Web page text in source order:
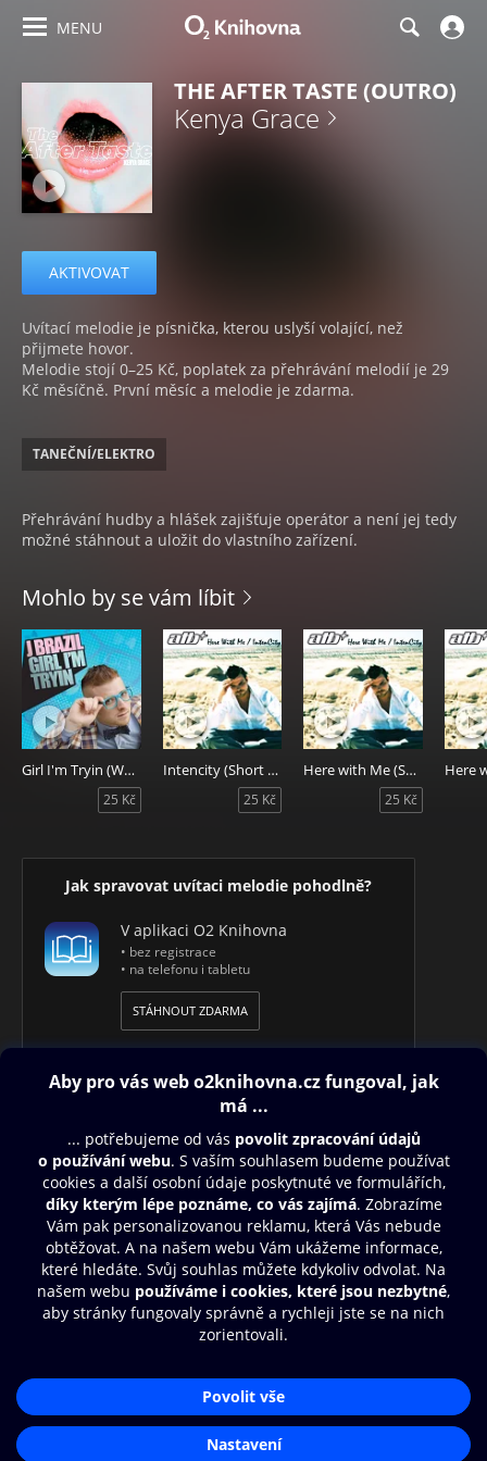
MENU
THE AFTER TASTE (OUTRO)
Kenya Grace
AKTIVOVAT
Uvítací melodie je písnička, kterou uslyší volající, než
přijmete hovor.
Melodie stojí 0–25 Kč, poplatek za přehrávání melodií je 29
Kč měsíčně. První měsíc a melodie je zdarma.
TANEČNÍ/ELEKTRO
Přehrávání hudby a hlášek zajišťuje operátor a není jej tedy
možné stáhnout a uložit do vlastního zařízení.
Mohlo by se vám líbit
Girl I'm Tryin (Weekend Radio Edit)
25 Kč
Intencity (Short Edit)
25 Kč
Here with Me (Short Edit)
25 Kč
Jak spravovat uvítaci melodie pohodlně?
V aplikaci O2 Knihovna
• bez registrace
• na telefonu i tabletu
STÁHNOUT ZDARMA
Obsah ke stažení
Moje O2 Knihovna
Další zábava
© O2 Czech Republic a.s.
Zásady zpracování osobních údajůAplikace O2 Knihovna
Čti a poslouchej své e-knihy a